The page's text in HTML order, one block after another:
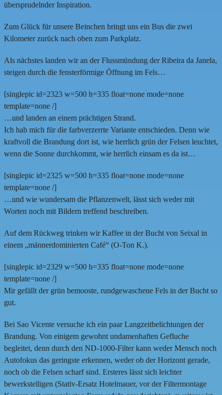
übersprudelnder Inspiration.
Zum Glück für unsere Beinchen bringt uns ein Bus die zwei
Kilometer zurück nach oben zum Parkplatz.
Als nächstes landen wir an der Flussmündung der Ribeira da Janela,
steigen durch die fensterförmige Öffnung im Fels…
[singlepic id=2323 w=500 h=335 float=none mode=none
template=none /]
…und landen an einem prächtigen Strand.
Ich hab mich für die farbverzerrte Variante entschieden. Denn wie
kraftvoll die Brandung dort ist, wie herrlich grün der Felsen leuchtet,
wenn die Sonne durchkommt, wie herrlich einsam es da ist…
[singlepic id=2325 w=500 h=335 float=none mode=none
template=none /]
…und wie wundersam die Pflanzenwelt, lässt sich weder mit
Worten noch mit Bildern treffend beschreiben.
Auf dem Rückweg trinken wir Kaffee in der Bucht von Seixal in
einem „männerdominierten Café“ (O-Ton K.).
[singlepic id=2329 w=500 h=335 float=none mode=none
template=none /]
Mir gefällt der grün bemooste, rundgewaschene Fels in der Bucht so
gut.
Bei Sao Vicente versuche ich ein paar Langzeitbelichtungen der
Brandung. Von einigem gewohnt undamenhaften Gefluche
begleitet, denn durch den ND-1000-Filter kann weder Mensch noch
Autofokus das geringste erkennen, weder ob der Horizont gerade,
noch ob die Felsen scharf sind. Ersteres lässt sich leichter
bewerkstelligen (Stativ-Ersatz Hotelmauer, vor der Filtermontage